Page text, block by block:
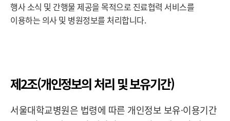
행사 소식 및 간행물 제공을 목적으로 진료협력 서비스를
이용하는 의사 및 병원정보를 처리합니다.
제2조(개인정보의 처리 및 보유기간)
서울대학교병원은 법령에 따른 개인정보 보유·이용기간